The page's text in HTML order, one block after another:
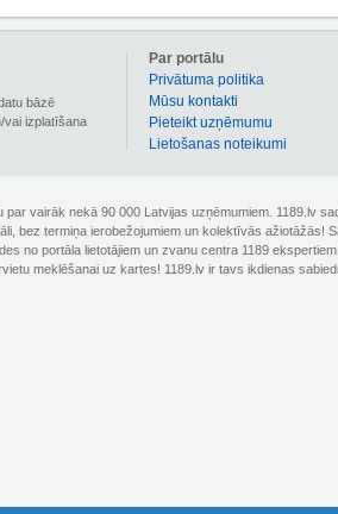
bāzē
vai izplatīšana
Par portālu
Privātuma politika
Mūsu kontakti
Pieteikt uzņēmumu
Lietošanas noteikumi
vairāk nekā 90 000 Latvijas uzņēmumiem. 1189.lv
bez termiņa ierobežojumiem un kolektīvās ažiotāžās!
no portāla lietotājiem un zvanu centra 1189
meklēšanai uz kartes! 1189.lv ir tavs ikdienas